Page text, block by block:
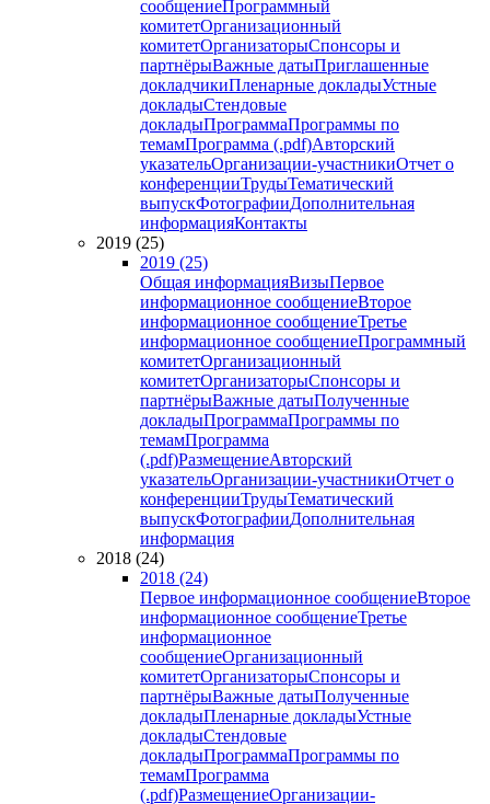
сообщениеПрограммный
комитетОрганизационный
комитетОрганизаторыСпонсоры и
партнёрыВажные датыПриглашенные
докладчикиПленарные докладыУстные
докладыСтендовые
докладыПрограммаПрограммы по
темамПрограмма (.pdf)Авторский
указательОрганизации-участникиОтчет о
конференцииТрудыТематический
выпускФотографииДополнительная
информацияКонтакты
2019 (25)
2019 (25)
Общая информацияВизыПервое
информационное сообщениеВторое
информационное сообщениеТретье
информационное сообщениеПрограммный
комитетОрганизационный
комитетОрганизаторыСпонсоры и
партнёрыВажные датыПолученные
докладыПрограммаПрограммы по
темамПрограмма
(.pdf)РазмещениеАвторский
указательОрганизации-участникиОтчет о
конференцииТрудыТематический
выпускФотографииДополнительная
информация
2018 (24)
2018 (24)
Первое информационное сообщениеВторое
информационное сообщениеТретье
информационное
сообщениеОрганизационный
комитетОрганизаторыСпонсоры и
партнёрыВажные датыПолученные
докладыПленарные докладыУстные
докладыСтендовые
докладыПрограммаПрограммы по
темамПрограмма
(.pdf)РазмещениеОрганизации-